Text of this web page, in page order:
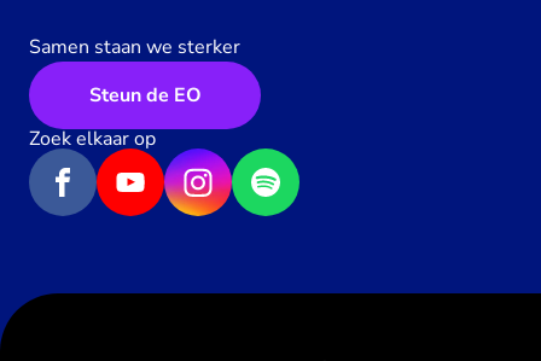
Samen staan we sterker
Steun de EO
Zoek elkaar op